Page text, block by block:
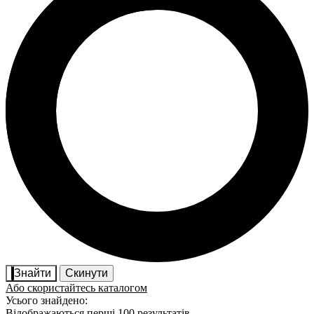
Знайти
Скинути
Або скористайтесь каталогом
Усього знайдено: